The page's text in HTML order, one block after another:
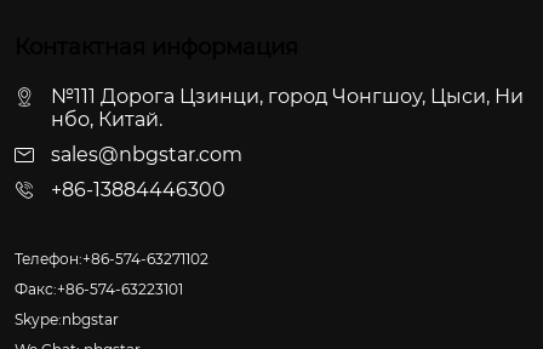
№111 Дорога Цзинци, город Чонгшоу, Цыси, Ни
нбо, Китай.
sales@nbgstar.com
+86-13884446300
Телефон:+86-574-63271102
Факс:+86-574-63223101
Skype:nbgstar